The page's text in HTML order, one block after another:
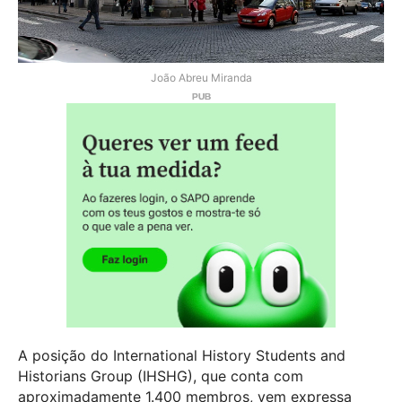
João Abreu Miranda
A posição do International History Students and
Historians Group (IHSHG), que conta com
aproximadamente 1.400 membros, vem expressa